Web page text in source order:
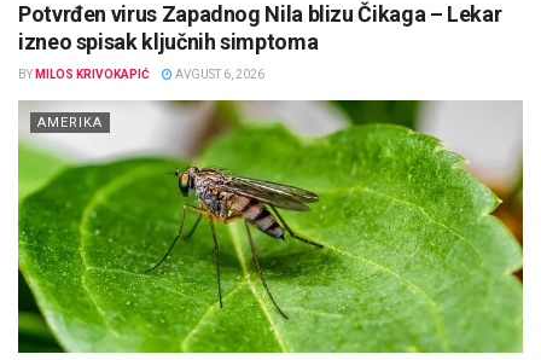
Potvrđen virus Zapadnog Nila blizu Čikaga – Lekar
izneo spisak ključnih simptoma
BY MILOS KRIVOKAPIĆ AVGUST 6, 2026
AMERIKA